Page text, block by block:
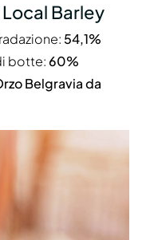
Barley
54,1%
botte: 60%
Belgravia da